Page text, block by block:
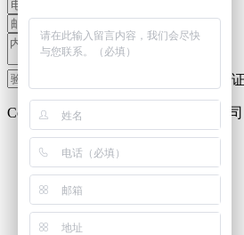
Copyright(C) 艾弗尔声学工程有限公
微信咨询
李小姐：
17374110019